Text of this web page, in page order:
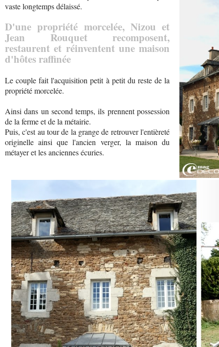
vaste longtemps délaissé.
D'une propriété morcelée, Nizou et
Jean Rouquet recomposent,
restaurent et réinventent une maison
d'hôtes raffinée
Le couple fait l'acquisition petit à petit du reste de la
propriété morcelée.
Ainsi dans un second temps, ils prennent possession
de la ferme et de la métairie.
Puis, c'est au tour de la grange de retrouver l'entièreté
originelle ainsi que l'ancien verger, la maison du
métayer et les anciennes écuries.